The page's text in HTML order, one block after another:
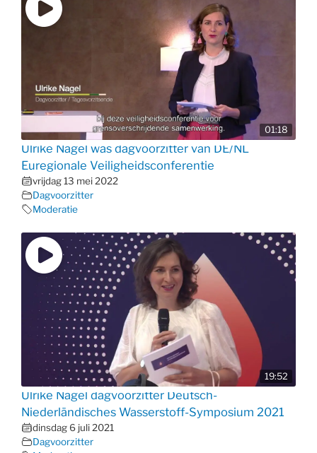
01:18
Ulrike Nagel was dagvoorzitter van DE/NL
Euregionale Veiligheidsconferentie
vrijdag 13 mei 2022
Dagvoorzitter
Moderatie
19:52
Ulrike Nagel dagvoorzitter Deutsch-
Niederländisches Wasserstoff-Symposium 2021
dinsdag 6 juli 2021
Dagvoorzitter